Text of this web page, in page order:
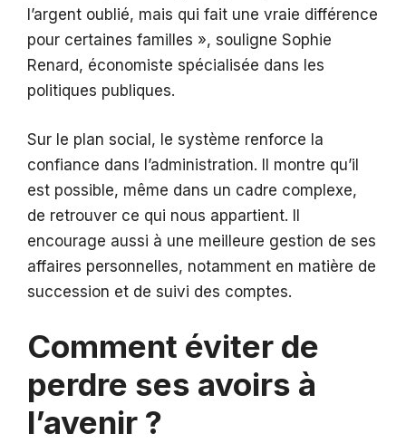
l’argent oublié, mais qui fait une vraie différence
pour certaines familles », souligne Sophie
Renard, économiste spécialisée dans les
politiques publiques.
Sur le plan social, le système renforce la
confiance dans l’administration. Il montre qu’il
est possible, même dans un cadre complexe,
de retrouver ce qui nous appartient. Il
encourage aussi à une meilleure gestion de ses
affaires personnelles, notamment en matière de
succession et de suivi des comptes.
Comment éviter de
perdre ses avoirs à
l’avenir ?